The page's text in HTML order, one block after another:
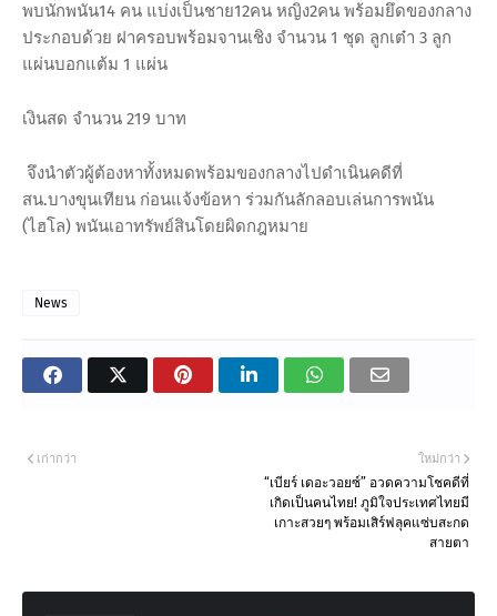
พบนักพนัน14 คน แบ่งเป็นชาย12คน หญิง2คน พร้อมยึดของกลาง
ประกอบด้วย ฝาครอบพร้อมจานเชิง จำนวน 1 ชุด ลูกเต๋า 3 ลูก
แผ่นบอกแต้ม 1 แผ่น
เงินสด จำนวน 219 บาท
จึงนำตัวผู้ต้องหาทั้งหมดพร้อมของกลางไปดำเนินคดีที่
สน.บางขุนเทียน ก่อนแจ้งข้อหา ร่วมกันลักลอบเล่นการพนัน
(ไฮโล) พนันเอาทรัพย์สินโดยผิดกฎหมาย
News
ใหม่กว่า
“เบียร์ เดอะวอยซ์” อวดความโชคดีที่
เกิดเป็นคนไทย! ภูมิใจประเทศไทยมี
เกาะสวยๆ พร้อมเสิร์ฟลุคแซ่บสะกด
สายตา
เก่ากว่า